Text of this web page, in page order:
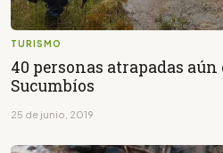
TURISMO
40 personas atrapadas aún
Sucumbíos
25 de junio, 2019